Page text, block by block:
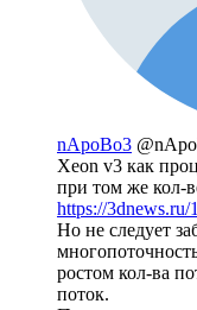
nApoBo3
Xeon v3 как
при том же кол-
https://3dnews.ru/
Но не следует
ростом кол-ва
поток.